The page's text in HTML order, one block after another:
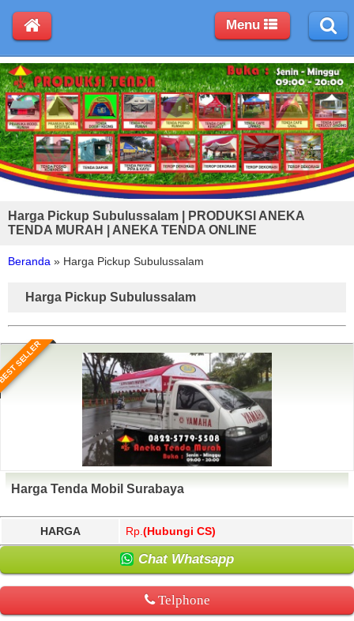
Harga Pickup Subulussalam | PRODUKSI ANEKA
TENDA MURAH | ANEKA TENDA ONLINE
Beranda » Harga Pickup Subulussalam
Harga Pickup Subulussalam
SELLER
Harga Tenda Mobil Surabaya
HARGA Rp. (Hubungi CS)
Chat Whatsapp
Telphone
Menu